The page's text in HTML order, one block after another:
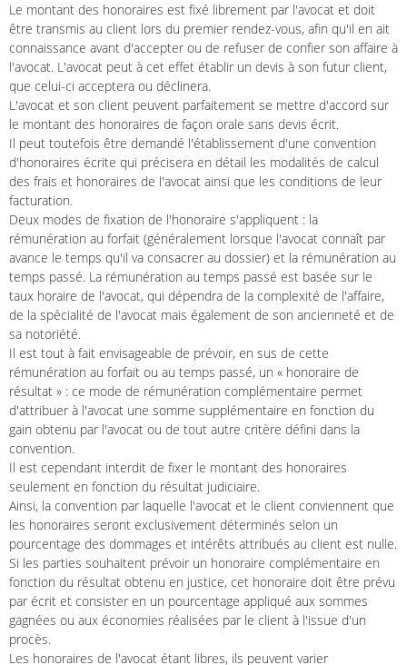
Le montant des honoraires est fixé librement par l'avocat et doit
être transmis au client lors du premier rendez-vous, afin qu'il en ait
connaissance avant d'accepter ou de refuser de confier son affaire à
l'avocat. L'avocat peut à cet effet établir un devis à son futur client,
que celui-ci acceptera ou déclinera.
L'avocat et son client peuvent parfaitement se mettre d'accord sur
le montant des honoraires de façon orale sans devis écrit.
Il peut toutefois être demandé l'établissement d'une convention
d'honoraires écrite qui précisera en détail les modalités de calcul
des frais et honoraires de l'avocat ainsi que les conditions de leur
facturation.
Deux modes de fixation de l'honoraire s'appliquent : la
rémunération au forfait (généralement lorsque l'avocat connaît par
avance le temps qu'il va consacrer au dossier) et la rémunération au
temps passé. La rémunération au temps passé est basée sur le
taux horaire de l'avocat, qui dépendra de la complexité de l'affaire,
de la spécialité de l'avocat mais également de son ancienneté et de
sa notoriété.
Il est tout à fait envisageable de prévoir, en sus de cette
rémunération au forfait ou au temps passé, un « honoraire de
résultat » : ce mode de rémunération complémentaire permet
d'attribuer à l'avocat une somme supplémentaire en fonction du
gain obtenu par l'avocat ou de tout autre critère défini dans la
convention.
Il est cependant interdit de fixer le montant des honoraires
seulement en fonction du résultat judiciaire.
Ainsi, la convention par laquelle l'avocat et le client conviennent que
les honoraires seront exclusivement déterminés selon un
pourcentage des dommages et intérêts attribués au client est nulle.
Si les parties souhaitent prévoir un honoraire complémentaire en
fonction du résultat obtenu en justice, cet honoraire doit être prévu
par écrit et consister en un pourcentage appliqué aux sommes
gagnées ou aux économies réalisées par le client à l'issue d'un
procès.
Les honoraires de l'avocat étant libres, ils peuvent varier